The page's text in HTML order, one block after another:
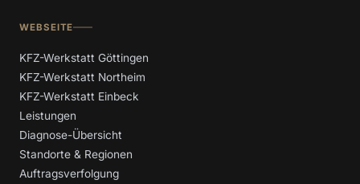
WEBSEITE
KFZ-Werkstatt Göttingen
KFZ-Werkstatt Northeim
KFZ-Werkstatt Einbeck
Leistungen
Diagnose-Übersicht
Standorte & Regionen
Auftragsverfolgung